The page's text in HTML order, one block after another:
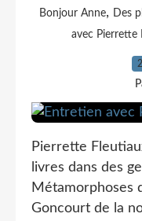
Bonjour Anne, Des
avec Pierrette
Pierrette
livres dans des
Métamorphoses
Goncourt de la